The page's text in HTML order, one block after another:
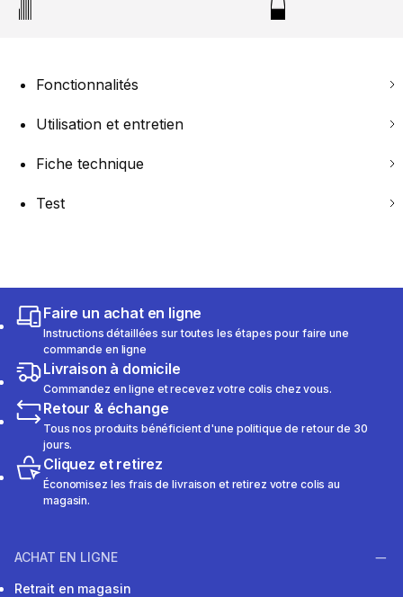
Fonctionnalités
Utilisation et entretien
Fiche technique
Test
Faire un achat en ligne
Instructions détaillées sur toutes les étapes pour faire une
commande en ligne
Livraison à domicile
Commandez en ligne et recevez votre colis chez vous.
Retour & échange
Tous nos produits bénéficient d'une politique de retour de 30
jours.
Cliquez et retirez
Économisez les frais de livraison et retirez votre colis au
magasin.
ACHAT EN LIGNE
Retrait en magasin